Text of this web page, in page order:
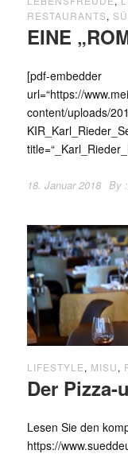
RESTAURANTS,
EINE
[pdf-embedder
url=“https://
content/uploads/
18. Januar 2018 By :
LIFESTYLE, MISU,
Der Pizza-
Lesen Sie den
https://